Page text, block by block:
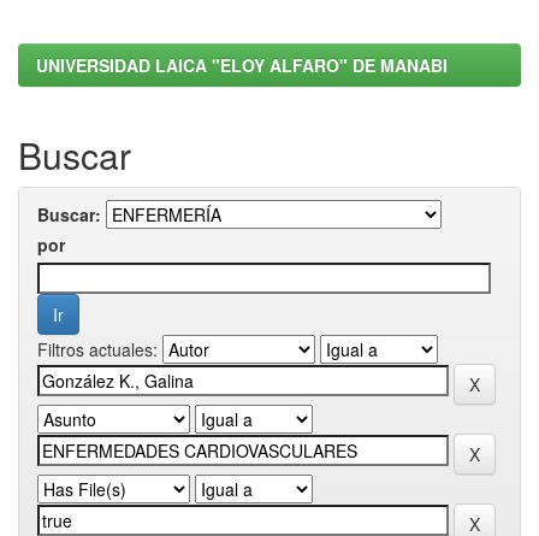
UNIVERSIDAD LAICA "ELOY ALFARO" DE MANABI
Buscar
Buscar:
por
Filtros actuales: